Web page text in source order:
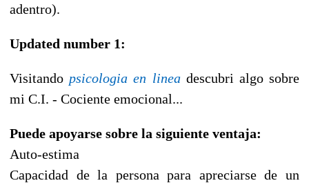
adentro).
Updated number 1:
Visitando psicologia en lineadescubri algo sobre
mi C.I. - Cociente emocional...
Puede apoyarse sobre la siguiente ventaja:
Auto-estima
Capacidad de la persona para apreciarse de un